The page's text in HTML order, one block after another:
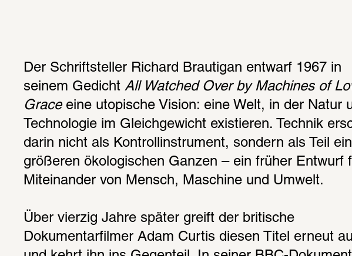
Der Schriftsteller Richard Brautigan entwarf 1967 in
seinem Gedicht All Watched Over by Machines of
Grace eine utopische Vision: eine Welt, in der Natur
Technologie im Gleichgewicht existieren. Technik
darin nicht als Kontrollinstrument, sondern als Teil
größeren ökologischen Ganzen – ein früher Entwurf
Miteinander von Mensch, Maschine und Umwelt.
Über vierzig Jahre später greift der britische
Dokumentarfilmer Adam Curtis diesen Titel erneut